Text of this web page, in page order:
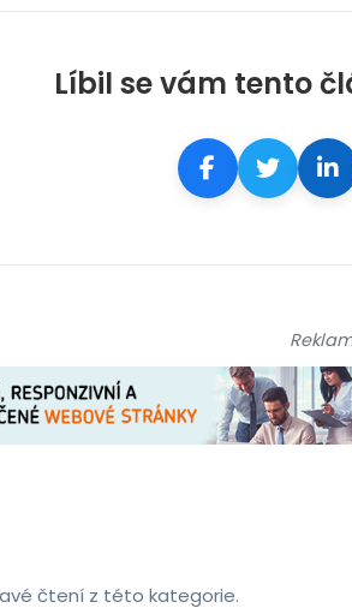
Líbil se vám tento
čtení z této kategorie.